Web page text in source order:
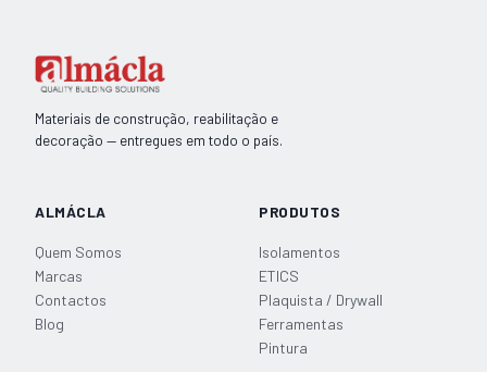
Cantos
Placa
SEMIN
Materiais de construção, reabilitação e
decoração — entregues em todo o país.
ALMÁCLA
Quem Somos
Marcas
Contactos
Blog
PRODUTOS
Isolamentos
ETICS
Plaquista / Drywall
Ferramentas
Pintura